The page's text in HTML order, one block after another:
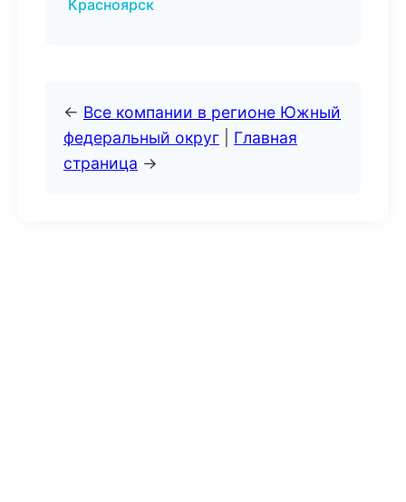
Красноярск
← Все компании в регионе Южный
федеральный округ
Главная
страница →